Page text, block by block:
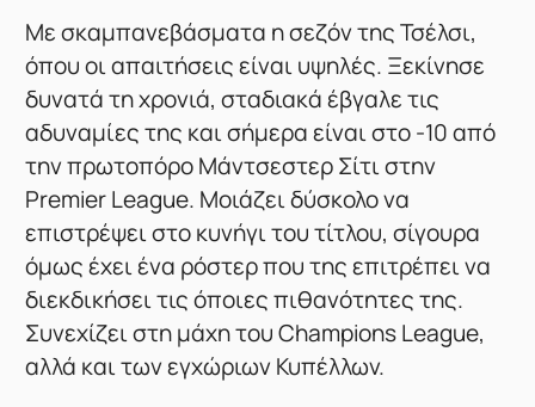
Με σκαμπανεβάσματα η σεζόν της Τσέλσι,
όπου οι απαιτήσεις είναι υψηλές. Ξεκίνησε
δυνατά τη χρονιά, σταδιακά έβγαλε τις
αδυναμίες της και σήμερα είναι στο -10 από
την πρωτοπόρο Μάντσεστερ Σίτι στην
Premier League. Μοιάζει δύσκολο να
επιστρέψει στο κυνήγι του τίτλου, σίγουρα
όμως έχει ένα ρόστερ που της επιτρέπει να
διεκδικήσει τις όποιες πιθανότητες της.
Συνεχίζει στη μάχη του Champions League,
αλλά και των εγχώριων Κυπέλλων.